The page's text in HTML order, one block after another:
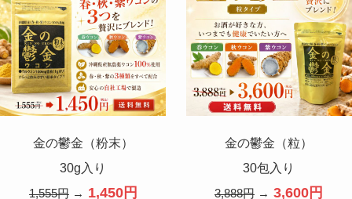
金の鬱金（粉末）
30g入り
1,555円→ 1,450円
金の鬱金（粒）
30包入り
3,888円 → 3,600円